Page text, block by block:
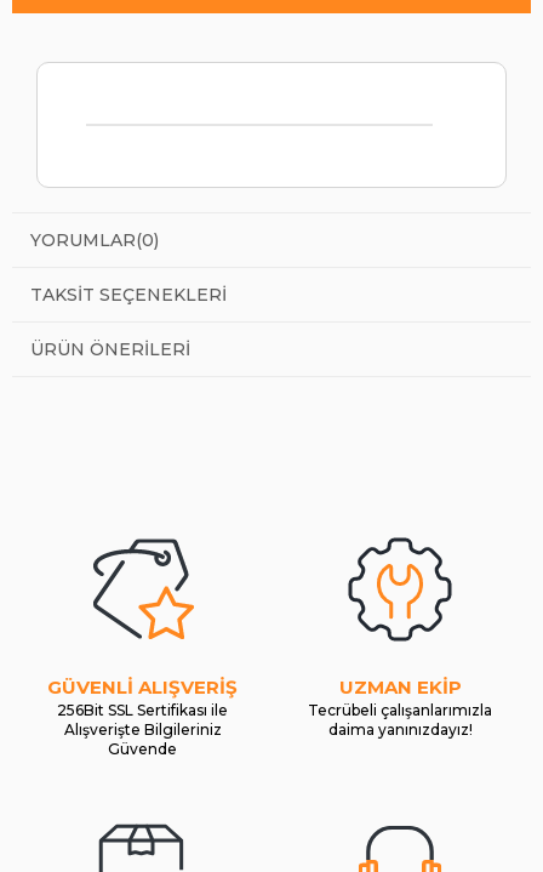
YORUMLAR(0)
TAKSIT SEÇENEKLERI
ÜRÜN ÖNERILERI
GÜVENLİ ALIŞVERİŞ
256Bit SSL Sertifikası ile
Alışverişte Bilgileriniz
Güvende
UZMAN EKİP
Tecrübeli çalışanlarımızla
daima yanınızdayız!